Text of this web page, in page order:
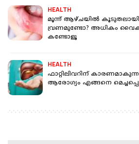
HEALTH
മൂന്ന് ആഴ്ചയില്‍
വ്രണമുണ്ടോ? അധികം
കണ്ടോളൂ
HEALTH
ഫാറ്റിലിവറിന്
ആരോഗ്യം എങ്ങനെ